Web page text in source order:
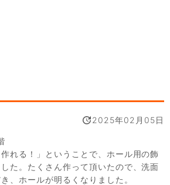
2025年02月05日
れる！」ということで、ホール用の飾
た。たくさん作って頂いたので、洗面
、ホールが明るくなりました。